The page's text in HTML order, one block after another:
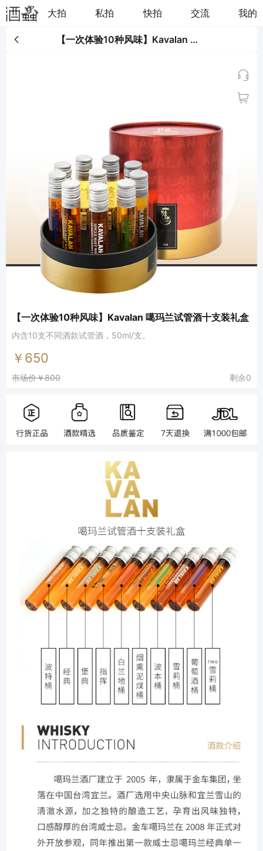
大拍 私拍 快拍 交流 我的
【一次体验10种风味】Kavalan 噶玛兰试管酒十支装礼盒
【一次体验10种风味】Kavalan 噶玛兰试管酒十支装礼盒
内含10支不同酒款试管酒，50ml/支。
￥650
市场价￥800 剩余0